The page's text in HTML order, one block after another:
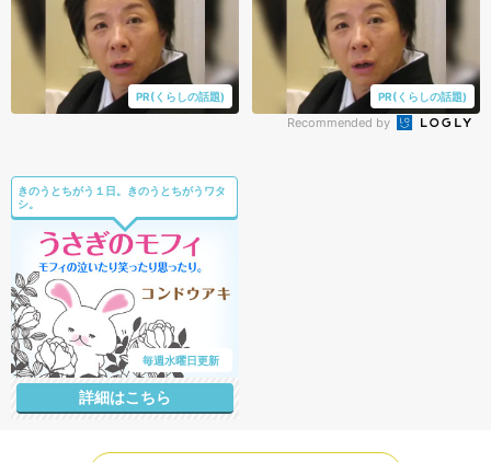
PR(くらしの話題) PR(くらしの話題)
Recommended by
きのうとちがう１日。きのうとちがうワタ
シ。
毎週水曜日更新
詳細はこちら